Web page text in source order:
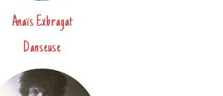
Anaïs Exbrayat
Danseuse